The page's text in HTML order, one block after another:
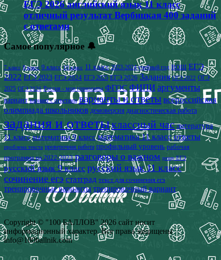
ЕГЭ 2026 английский язык 11 класс
отличный результат Вербицкая 400 заданий
с ответами
Самое популярное 🔔
7 класс 8 класс 9 класс 10 класс 11 класс 2023-2024 учебный год ВОШ ЕГЭ
2022 ЕГЭ 2023 ЕГЭ 2024 ЕГЭ 2025 ЕГЭ 2026 Задания ОГЭ 2022 ОГЭ
2025 ОГЭ 2026 Россия - мои горизонты ФГОС ФИПИ аргументы
вариант вариант с ответами варианты и ответы всероссийская
олимпиада школьников демоверсия диагностическая работа
задания и ответыклассный час литература
11 класс математика 9 класс математика 11 класс ответы
проблема текста проверочная работа профильный уровень рабочая
программа на 2022-2023 разговоры о важном решу ЕГЭ
русский язык 9 класс русский язык 11 класс
сочинение егэ статград текст для сочинения егэ
тренировочные варианты тренировочный вариант
Copyright © "100 БАЛЛОВ" 2026 сайт носит
информационный характер. Все права защищены
info@100ballnik.com